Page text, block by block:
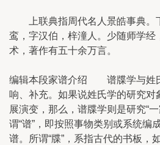
上联典指周代名人景皓事典。
鸾，字汉伯，梓潼人。少随师学经
术，著作有五十余万言。
编辑本段家谱介绍 谱牒学与姓
响、补充。如果说姓氏学的研究
展演变，那么，谱牒学则是研究“
谓“谱”，即按照事物类别或系统编
谱。所谓“牒”，系指古代的书板，